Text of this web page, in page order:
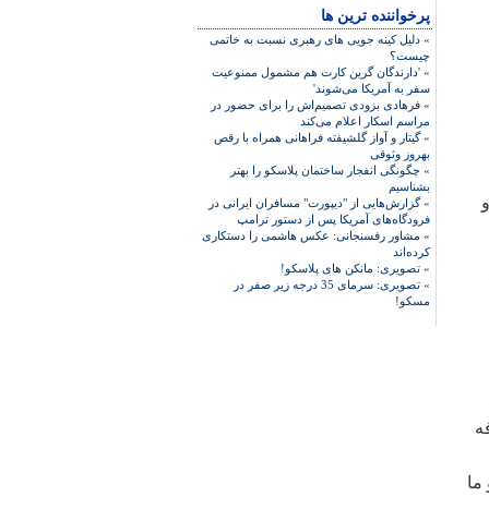
پرخواننده ترین ها
» دلیل کینه جویی های رهبری نسبت به خاتمی
چیست؟
» 'دارندگان گرین کارت هم مشمول ممنوعیت
سفر به آمریکا می‌شوند'
» فرهادی بزودی تصمیم‌اش را برای حضور در
مراسم اسکار اعلام می‌کند
»گیتار و آواز گلشیفته فراهانی همراه با رقص
بهروز وثوقی
» چگونگی انفجار ساختمان پلاسکو را بهتر
بشناسیم
»گزارش‌هایی از "دیپورت" مسافران ایرانی در
فرودگاه‌های آمریکا پس از دستور ترامپ
» مشاور رفسنجانی: عکس هاشمی را دستکاری
کرده‌اند
» تصویری: مانکن های پلاسکو!
»
تصویری: سرمای 35 درجه زیر صفر در
مسکو!
ما